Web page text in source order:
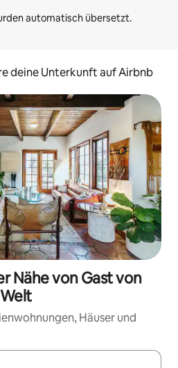
deine Unterkunft auf Airbnb
Nähe von Gast von
Häuser und